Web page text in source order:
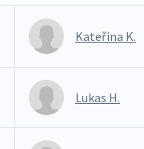
Kateřina K.
Lukas H.